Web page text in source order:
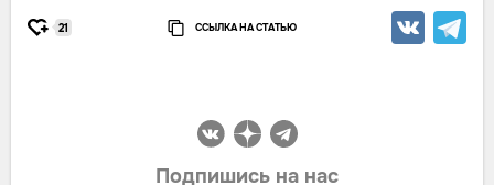
21 ССЫЛКА НА СТАТЬЮ
Подпишись на нас